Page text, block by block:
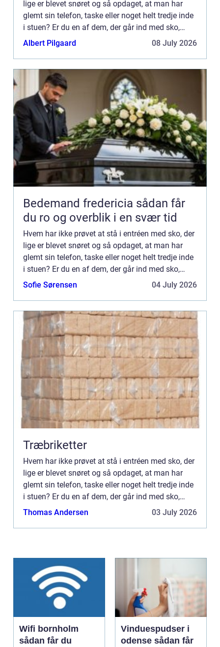
lige er blevet snøret og så opdaget, at man har
glemt sin telefon, taske eller noget helt tredje inde
i stuen? Er du en af dem, der går ind med sko,
selvom du har trægulv, så læs med her – det er
Albert Pilgaard 08 July 2026
Bedemand fredericia sådan får
du ro og overblik i en svær tid
Hvem har ikke prøvet at stå i entréen med sko, der
lige er blevet snøret og så opdaget, at man har
glemt sin telefon, taske eller noget helt tredje inde
i stuen? Er du en af dem, der går ind med sko,
selvom du har trægulv, så læs med her – det er
Sofie Sørensen 04 July 2026
Træbriketter
Hvem har ikke prøvet at stå i entréen med sko, der
lige er blevet snøret og så opdaget, at man har
glemt sin telefon, taske eller noget helt tredje inde
i stuen? Er du en af dem, der går ind med sko,
selvom du har trægulv, så læs med her – det er
Thomas Andersen 03 July 2026
Wifi bornholm
sådan får du
Vinduespudser i
odense sådan får